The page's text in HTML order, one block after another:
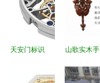
天安门标识
从传统到现
山歌实木手
超值库存，